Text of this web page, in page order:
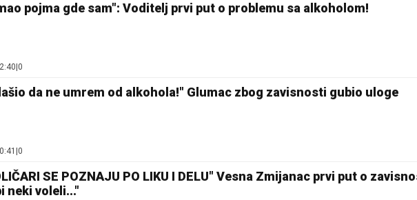
pojma gde sam": Voditelj prvi put o problemu sa alkoholom!
0
da ne umrem od alkohola!" Glumac zbog zavisnosti gubio uloge
0
SE POZNAJU PO LIKU I DELU" Vesna Zmijanac prvi put o
neki voleli..."